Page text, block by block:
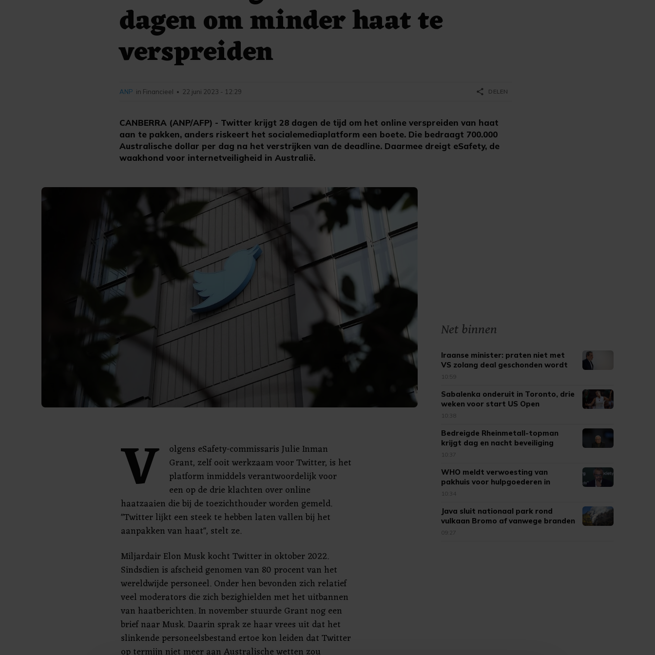
dagen om minder haat te
verspreiden
CANBERRA (ANP/AFP) - Twitter krijgt 28 dagen de tijd om het online verspreiden van haat
aan te pakken, anders riskeert het socialemediaplatform een boete. Die bedraagt 700.000
Australische dollar per dag na het verstrijken van de deadline. Daarmee dreigt eSafety, de
waakhond voor internetveiligheid in Australië.
ANP in Financieel • 22 juni 2023 - 12:29 share DELEN
V
olgens eSafety-commissaris Julie Inman
Grant, zelf ooit werkzaam voor Twitter, is het
platform inmiddels verantwoordelijk voor
een op de drie klachten over online
haatzaaien die bij de toezichthouder worden gemeld.
"Twitter lijkt een steek te hebben laten vallen bij het
aanpakken van haat", stelt ze.
Miljardair Elon Musk kocht Twitter in oktober 2022.
Sindsdien is afscheid genomen van 80 procent van het
wereldwijde personeel. Onder hen bevonden zich relatief
veel moderators die zich bezighielden met het uitbannen
van haatberichten. In november stuurde Grant nog een
brief naar Musk. Daarin sprak ze haar vrees uit dat het
slinkende personeelsbestand ertoe kon leiden dat Twitter
Net binnen
Iraanse minister: praten niet met
VS zolang deal geschonden wordt
10:59
Sabalenka onderuit in Toronto, drie
weken voor start US Open
10:38
Bedreigde Rheinmetall-topman
krijgt dag en nacht beveiliging
10:37
WHO meldt verwoesting van
pakhuis voor hulpgoederen in
Dnipro
10:34
Java sluit nationaal park rond
vulkaan Bromo af vanwege branden
09:27